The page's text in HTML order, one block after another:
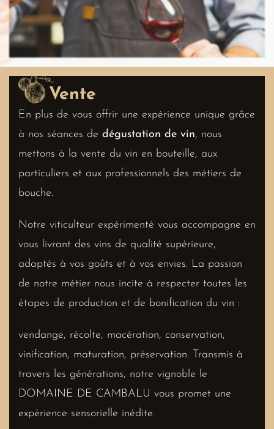
Vente
En plus de vous offrir une expérience unique grâce
à nos séances de dégustation de vin, nous
mettons à la vente du vin en bouteille, aux
particuliers et aux professionnels des métiers de
bouche.
Notre viticulteur expérimenté vous accompagne en
vous livrant des vins de qualité supérieure,
adaptés à vos goûts et à vos envies. La passion
de notre métier nous incite à respecter toutes les
étapes de production et de bonification du vin :
vendange, récolte, macération, conservation,
vinification, maturation, préservation. Transmis à
travers les générations, notre vignoble le
DOMAINE DE CAMBALU vous promet une
expérience sensorielle inédite.